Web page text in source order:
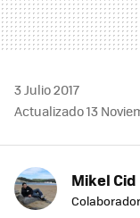
3 Julio 2017
Actualizado 13
Mikel Cid
Colaborador